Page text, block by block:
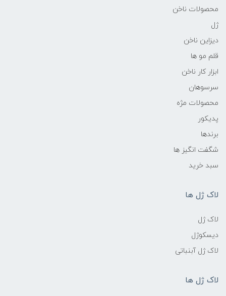
محصولات ناخن
ژل
دیزاین ناخن
قلم مو ها
ابزار کار ناخن
سرسوهان
محصولات مژه
پدیکور
برندها
شگفت انگیز ها
سبد خرید
لاک ژل ها
لاک ژل
دیسکوژل
لاک ژل آبنباتی
لاک ژل ها